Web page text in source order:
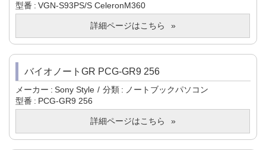
型番
VGN-S93PS/S CeleronM360
詳細ページはこちら
バイオノートGR PCG-GR9 256
メーカー Sony Style 分類
ノートブックパソコン
型番
PCG-GR9 256
詳細ページはこちら